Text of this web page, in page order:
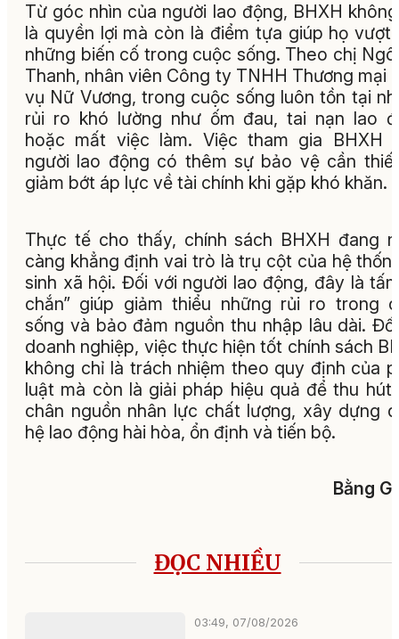
Từ góc nhìn của người lao động, BHXH
là quyền lợi mà còn là điểm tựa giúp họ vượt
những biến cố trong cuộc sống. Theo chị
Thanh, nhân viên Công ty TNHH Thương mại
vụ Nữ Vương, trong cuộc sống luôn tồn tại
rủi ro khó lường như ốm đau, tai nạn lao
hoặc mất việc làm. Việc tham gia BHXH
người lao động có thêm sự bảo vệ cần
giảm bớt áp lực về tài chính khi gặp khó khăn.
Thực tế cho thấy, chính sách BHXH đang
càng khẳng định vai trò là trụ cột của hệ
sinh xã hội. Đối với người lao động, đây là
chắn” giúp giảm thiểu những rủi ro trong
sống và bảo đảm nguồn thu nhập lâu dài.
doanh nghiệp, việc thực hiện tốt chính sách
không chỉ là trách nhiệm theo quy định của
luật mà còn là giải pháp hiệu quả để thu
chân nguồn nhân lực chất lượng, xây dựng
hệ lao động hài hòa, ổn định và tiến bộ.
Bằng
ĐỌC NHIỀU
03:49, 07/08/2026